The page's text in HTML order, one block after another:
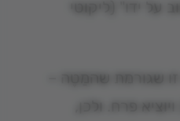
על ידו" (ליקוטי
שגורמת שהמַטֶה –
פרח. ולכן,